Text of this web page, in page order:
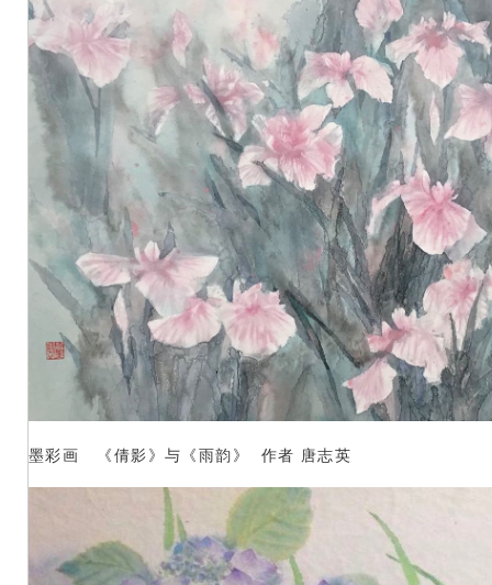
墨彩画 《倩影》与《雨韵》 作者 唐志英